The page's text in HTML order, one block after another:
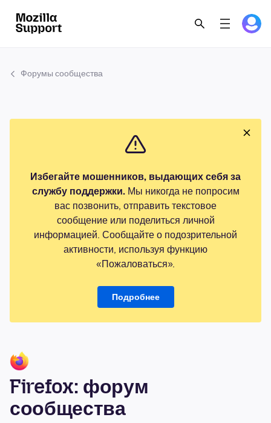
Форумы сообщества
Избегайте мошенников, выдающих себя за
службу поддержки.Мы никогда не попросим
вас позвонить, отправить текстовое
сообщение или поделиться личной
информацией. Сообщайте о подозрительной
активности, используя функцию
«Пожаловаться».
Подробнее
Firefox: форум
сообщества